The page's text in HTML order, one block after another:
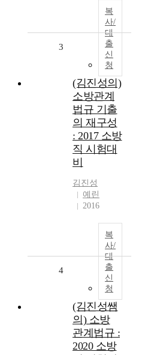
복
사/
대
출
신
청
3
(김진성의)
소방관계
법규 기출
의 재구성
: 2017 소방
직 시험대
비
김진성
예린
2016
복
사/
대
출
신
청
4
(김진성쌤
의) 소방
관계법규 :
2020 소방